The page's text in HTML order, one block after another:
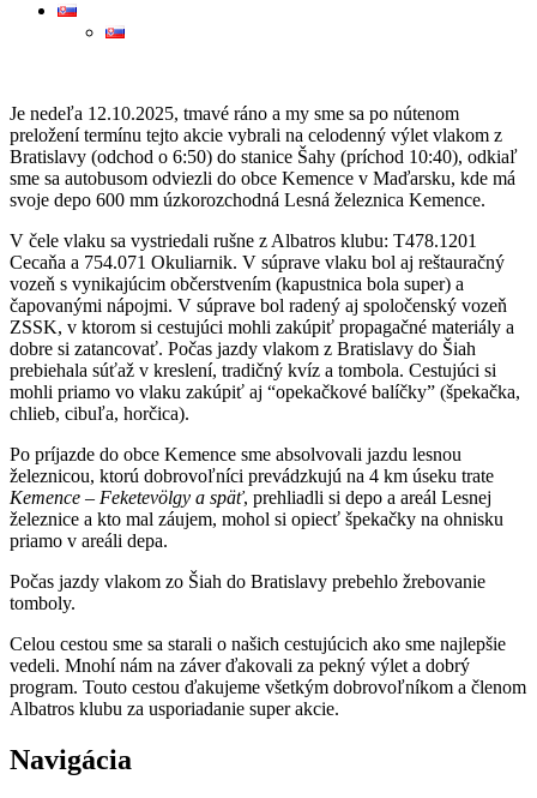
Je nedeľa 12.10.2025, tmavé ráno a my sme sa po nútenom
preložení termínu tejto akcie vybrali na celodenný výlet vlakom z
Bratislavy (odchod o 6:50) do stanice Šahy (príchod 10:40), odkiaľ
sme sa autobusom odviezli do obce Kemence v Maďarsku, kde má
svoje depo 600 mm úzkorozchodná Lesná železnica Kemence.
V čele vlaku sa vystriedali rušne z Albatros klubu: T478.1201
Cecaňa a 754.071 Okuliarnik. V súprave vlaku bol aj reštauračný
vozeň s vynikajúcim občerstvením (kapustnica bola super) a
čapovanými nápojmi. V súprave bol radený aj spoločenský vozeň
ZSSK, v ktorom si cestujúci mohli zakúpiť propagačné materiály a
dobre si zatancovať. Počas jazdy vlakom z Bratislavy do Šiah
prebiehala súťaž v kreslení, tradičný kvíz a tombola. Cestujúci si
mohli priamo vo vlaku zakúpiť aj “opekačkové balíčky” (špekačka,
chlieb, cibuľa, horčica).
Po príjazde do obce Kemence sme absolvovali jazdu lesnou
železnicou, ktorú dobrovoľníci prevádzkujú na 4 km úseku trate
Kemence – Feketevölgy a späť, prehliadli si depo a areál Lesnej
železnice a kto mal záujem, mohol si opiecť špekačky na ohnisku
priamo v areáli depa.
Počas jazdy vlakom zo Šiah do Bratislavy prebehlo žrebovanie
tomboly.
Celou cestou sme sa starali o našich cestujúcich ako sme najlepšie
vedeli. Mnohí nám na záver ďakovali za pekný výlet a dobrý
program. Touto cestou ďakujeme všetkým dobrovoľníkom a členom
Albatros klubu za usporiadanie super akcie.
Navigácia